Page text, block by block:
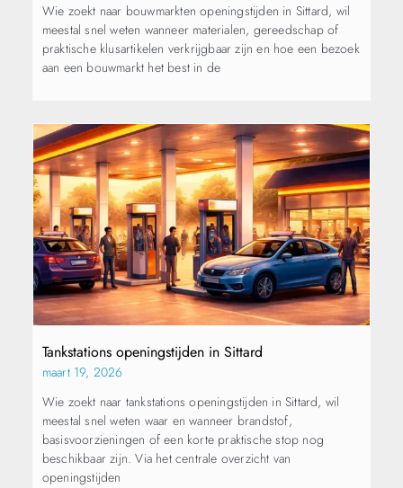
Wie zoekt naar bouwmarkten openingstijden in Sittard, wil
meestal snel weten wanneer materialen, gereedschap of
praktische klusartikelen verkrijgbaar zijn en hoe een bezoek
aan een bouwmarkt het best in de
Tankstations openingstijden in Sittard
maart 19, 2026
Wie zoekt naar tankstations openingstijden in Sittard, wil
meestal snel weten waar en wanneer brandstof,
basisvoorzieningen of een korte praktische stop nog
beschikbaar zijn. Via het centrale overzicht van
openingstijden